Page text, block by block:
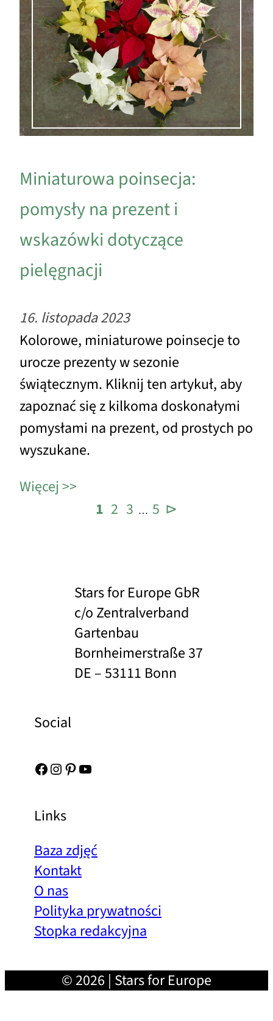
Miniaturowa poinsecja:
pomysły na prezent i
wskazówki dotyczące
pielęgnacji
16. listopada 2023
Kolorowe, miniaturowe poinsecje to
urocze prezenty w sezonie
świątecznym. Kliknij ten artykuł, aby
zapoznać się z kilkoma doskonałymi
pomysłami na prezent, od prostych po
wyszukane.
Więcej
1 2 3 … 5 ⊳
Stars for Europe GbR
c/o Zentralverband
Gartenbau
Bornheimerstraße 37
DE – 53111 Bonn
Social
Facebook Instagram Pinterest YouTube
Links
Baza zdjęć
Kontakt
O nas
Polityka prywatności
Stopka redakcyjna
© 2026 | Stars for Europe